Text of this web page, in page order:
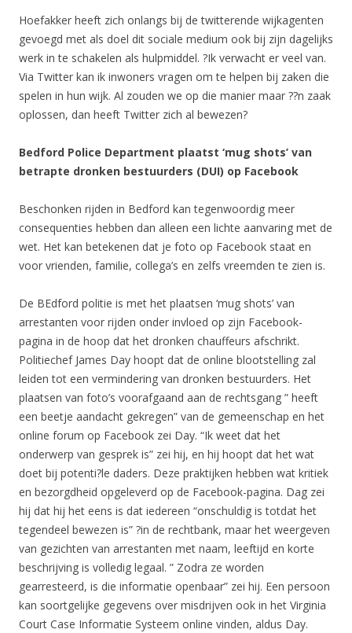
Hoefakker heeft zich onlangs bij de twitterende wijkagenten
gevoegd met als doel dit sociale medium ook bij zijn dagelijks
werk in te schakelen als hulpmiddel. ?Ik verwacht er veel van.
Via Twitter kan ik inwoners vragen om te helpen bij zaken die
spelen in hun wijk. Al zouden we op die manier maar ??n zaak
oplossen, dan heeft Twitter zich al bewezen?
Bedford Police Department plaatst ‘mug shots’ van
betrapte dronken bestuurders (DUI) op Facebook
Beschonken rijden in Bedford kan tegenwoordig meer
consequenties hebben dan alleen een lichte aanvaring met de
wet. Het kan betekenen dat je foto op Facebook staat en
voor vrienden, familie, collega’s en zelfs vreemden te zien is.
De BEdford politie is met het plaatsen ‘mug shots’ van
arrestanten voor rijden onder invloed op zijn Facebook-
pagina in de hoop dat het dronken chauffeurs afschrikt.
Politiechef James Day hoopt dat de online blootstelling zal
leiden tot een vermindering van dronken bestuurders. Het
plaatsen van foto’s voorafgaand aan de rechtsgang ” heeft
een beetje aandacht gekregen” van de gemeenschap en het
online forum op Facebook zei Day. “Ik weet dat het
onderwerp van gesprek is” zei hij, en hij hoopt dat het wat
doet bij potenti?le daders. Deze praktijken hebben wat kritiek
en bezorgdheid opgeleverd op de Facebook-pagina. Dag zei
hij dat hij het eens is dat iedereen “onschuldig is totdat het
tegendeel bewezen is” ?in de rechtbank, maar het weergeven
van gezichten van arrestanten met naam, leeftijd en korte
beschrijving is volledig legaal. ” Zodra ze worden
gearresteerd, is die informatie openbaar” zei hij. Een persoon
kan soortgelijke gegevens over misdrijven ook in het Virginia
Court Case Informatie Systeem online vinden, aldus Day.